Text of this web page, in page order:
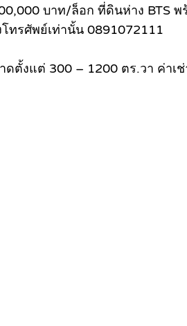
บาท/ล็อก ที่ดินห่าง BTS
ทรศัพย์เท่านั้น 0891072111
ตั้งแต่ 300 – 1200 ตร.วา ค่